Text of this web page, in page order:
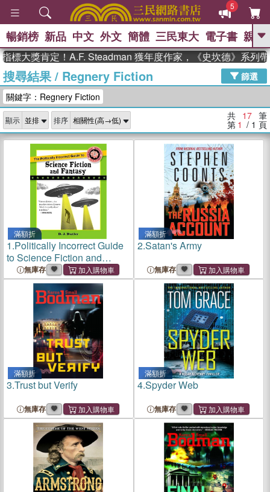
5
GO
熱搜： 東野圭吾 高希均教授回憶錄
、 The Odyssey 、 父親節 、 如果歷
獎 臺灣漫遊錄 、 方念華 、 台灣的李
登輝時代
數學女孩：黎曼猜想 、
偉大的迷走神經
暢銷榜 新品 中文 外文 簡體 三民東大 電子書 親子
大獎肯定！A.F. Steadman 獲年度作家，《史坎德》系列帶
搜尋結果/ Regnery Fiction
篩選
關鍵字：Regnery Fiction
顯示 排序 共 17 筆
第 1 / 1 頁
滿額折
1.Politically Incorrect Guide
to Science Fiction and
Fantasy
無庫存
滿額折
2.Satan's Army
無庫存
滿額折
3.Trust but Verify
無庫存
滿額折
4.Spyder Web
無庫存